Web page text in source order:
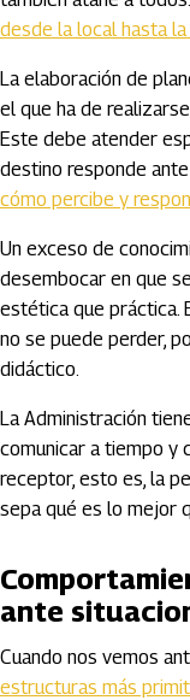
desde la local hasta
La elaboración de
el que ha de
Este debe atender
destino responde
cómo percibe y
Un exceso de
desembocar en que
estética que práctica.
no se puede perder,
didáctico.
La Administración
comunicar a tiempo y
receptor, esto es, la
sepa qué es lo mejor
ante
Cuando nos vemos
estructuras más